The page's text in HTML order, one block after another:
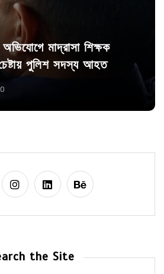
মাদ্রাসা শিক্ষক
পুলিশ সদস্য আহত
0
the Site